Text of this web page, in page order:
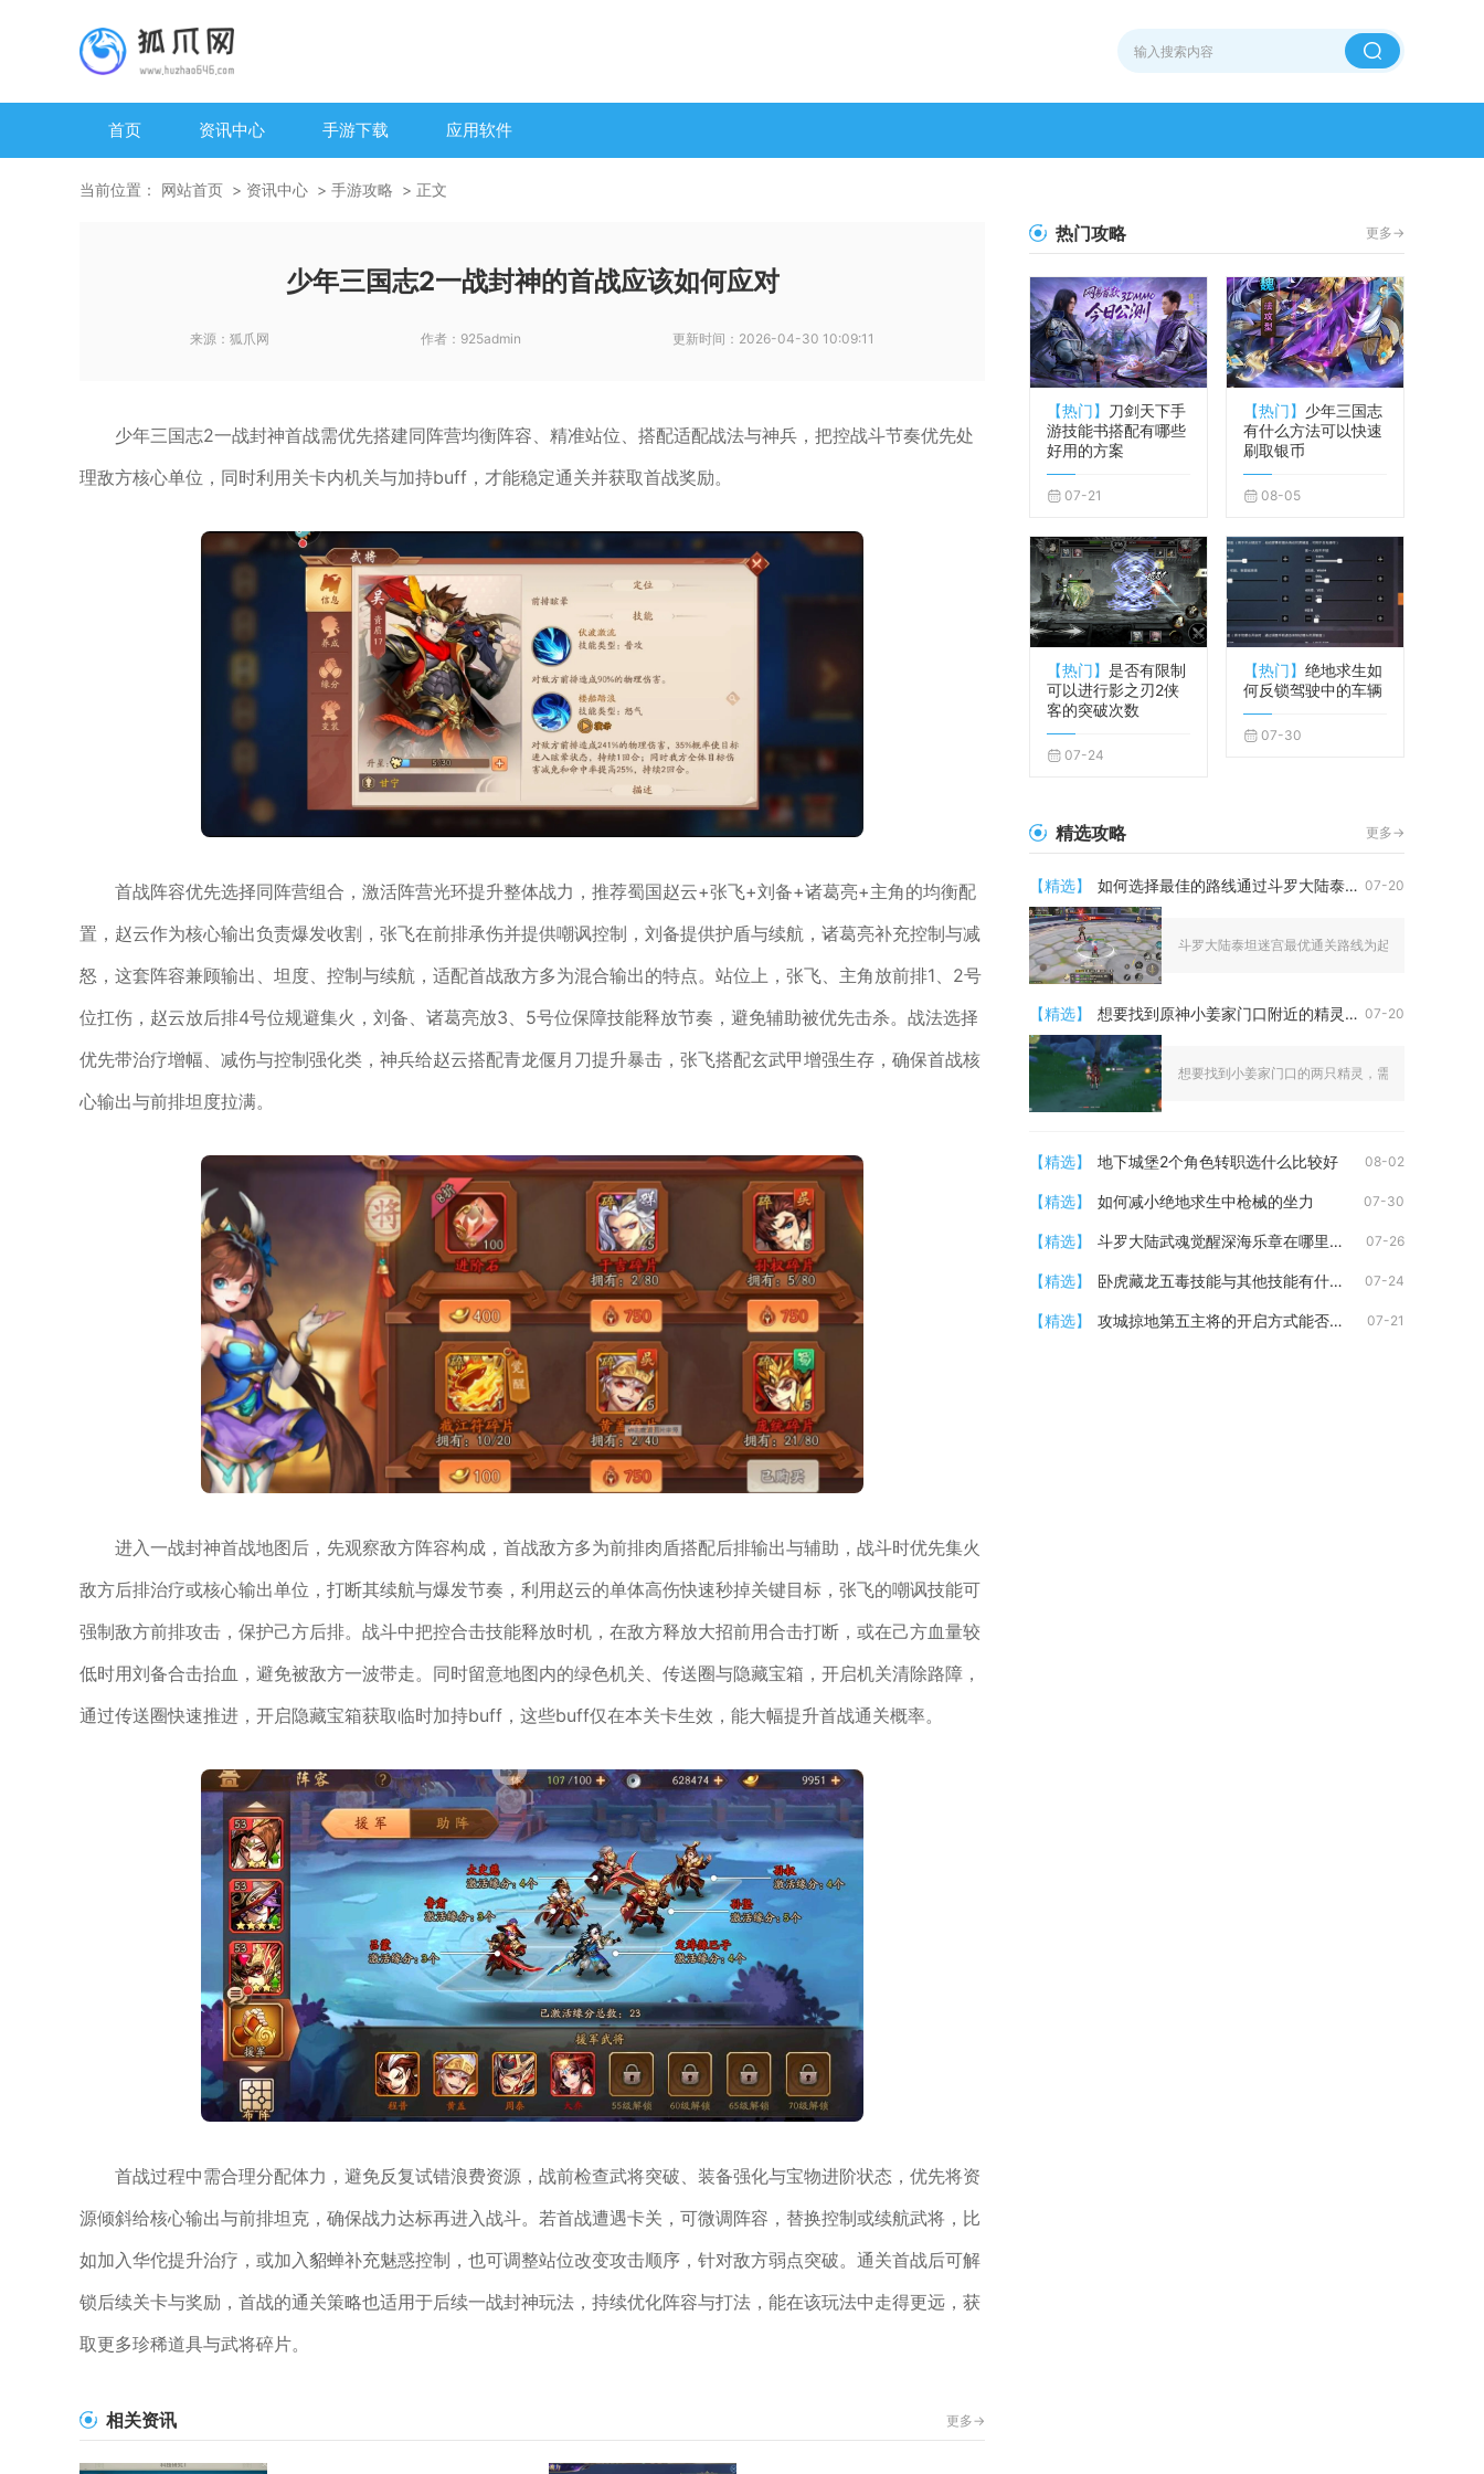
首页 资讯中心 手游下载 应用软件
当前位置： 网站首页 资讯中心 手游攻略 正文
少年三国志2一战封神的首战应该如何应对
来源： 狐爪网 作者： 925admin 更新时间： 2026-04-30 10:09:11
少年三国志2一战封神首战需优先搭建同阵营均衡阵容、精准站位、搭配适配战法与神兵，把控战斗节奏优先处
理敌方核心单位，同时利用关卡内机关与加持buff，才能稳定通关并获取首战奖励。
首战阵容优先选择同阵营组合，激活阵营光环提升整体战力，推荐蜀国赵云+张飞+刘备+诸葛亮+主角的均衡配
置，赵云作为核心输出负责爆发收割，张飞在前排承伤并提供嘲讽控制，刘备提供护盾与续航，诸葛亮补充控制与减
怒，这套阵容兼顾输出、坦度、控制与续航，适配首战敌方多为混合输出的特点。站位上，张飞、主角放前排1、2号
位扛伤，赵云放后排4号位规避集火，刘备、诸葛亮放3、5号位保障技能释放节奏，避免辅助被优先击杀。战法选择
优先带治疗增幅、减伤与控制强化类，神兵给赵云搭配青龙偃月刀提升暴击，张飞搭配玄武甲增强生存，确保首战核
心输出与前排坦度拉满。
进入一战封神首战地图后，先观察敌方阵容构成，首战敌方多为前排肉盾搭配后排输出与辅助，战斗时优先集火
敌方后排治疗或核心输出单位，打断其续航与爆发节奏，利用赵云的单体高伤快速秒掉关键目标，张飞的嘲讽技能可
强制敌方前排攻击，保护己方后排。战斗中把控合击技能释放时机，在敌方释放大招前用合击打断，或在己方血量较
低时用刘备合击抬血，避免被敌方一波带走。同时留意地图内的绿色机关、传送圈与隐藏宝箱，开启机关清除路障，
通过传送圈快速推进，开启隐藏宝箱获取临时加持buff，这些buff仅在本关卡生效，能大幅提升首战通关概率。
首战过程中需合理分配体力，避免反复试错浪费资源，战前检查武将突破、装备强化与宝物进阶状态，优先将资
源倾斜给核心输出与前排坦克，确保战力达标再进入战斗。若首战遭遇卡关，可微调阵容，替换控制或续航武将，比
如加入华佗提升治疗，或加入貂蝉补充魅惑控制，也可调整站位改变攻击顺序，针对敌方弱点突破。通关首战后可解
锁后续关卡与奖励，首战的通关策略也适用于后续一战封神玩法，持续优化阵容与打法，能在该玩法中走得更远，获
取更多珍稀道具与武将碎片。
相关资讯 更多->
热门攻略 更多->
【热门】 刀剑天下手
游技能书搭配有哪些
好用的方案
07-21
【热门】 少年三国志
有什么方法可以快速
刷取银币
08-05
【热门】 是否有限制
可以进行影之刃2侠
客的突破次数
07-24
【热门】 绝地求生如
何反锁驾驶中的车辆
07-30
精选攻略 更多->
【精选】 如何选择最佳的路线通过斗罗大陆泰坦迷宫 07-20
斗罗大陆泰坦迷宫最优通关路线为起点出发优先探
【精选】 想要找到原神小姜家门口附近的精灵怎么办 07-20
想要找到小姜家门口的两只精灵，需要先完成捉迷
【精选】 地下城堡2个角色转职选什么比较好 08-02
【精选】 如何减小绝地求生中枪械的坐力 07-30
【精选】 斗罗大陆武魂觉醒深海乐章在哪里掉落 07-26
【精选】 卧虎藏龙五毒技能与其他技能有什么区别 07-24
【精选】 攻城掠地第五主将的开启方式能否介绍一下 07-21